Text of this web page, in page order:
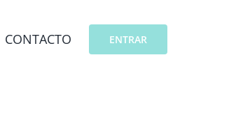
CONTACTO ENTRAR